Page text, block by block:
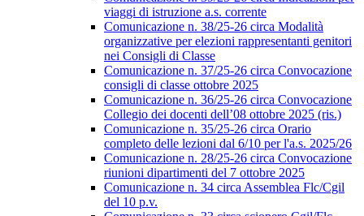
viaggi di istruzione a.s. corrente
Comunicazione n. 38/25-26 circa Modalità
organizzative per elezioni rappresentanti genitori
nei Consigli di Classe
Comunicazione n. 37/25-26 circa Convocazione
consigli di classe ottobre 2025
Comunicazione n. 36/25-26 circa Convocazione
Collegio dei docenti dell’08 ottobre 2025 (ris.)
Comunicazione n. 35/25-26 circa Orario
completo delle lezioni dal 6/10 per l'a.s. 2025/26
Comunicazione n. 28/25-26 circa Convocazione
riunioni dipartimenti del 7 ottobre 2025
Comunicazione n. 34 circa Assemblea Flc/Cgil
del 10 p.v.